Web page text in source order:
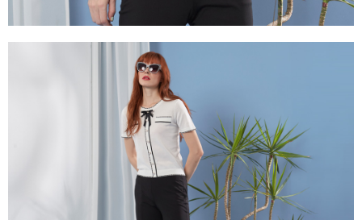
https://aftee.tw/terms/#terms3
３．未成年的使用者請事先徵得法定代理人或監護人之同意方可使用
４．使用「AFTEE先享後付」時，將依據個別帳號之用戶狀況，依本公司即
時審查核予不同之上限額度；若仍有額度不足之情形，本公司將視審查結果
５．嚴禁一人註冊多個帳號或使用他人資訊註冊。若發現惡意使用之情形，
恩沛科技股份有限公司將有權停止該用戶之使用額度並採取法律行動。